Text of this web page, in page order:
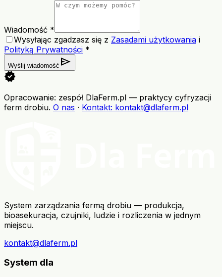
Wiadomość *
Wysyłając zgadzasz się z Zasadami użytkowania i
Polityką Prywatności *
Wyślij wiadomość send
verified
Opracowanie: zespół DlaFerm.pl — praktycy cyfryzacji
ferm drobiu. O nas · Kontakt: kontakt@dlaferm.pl
System zarządzania fermą drobiu — produkcja,
bioasekuracja, czujniki, ludzie i rozliczenia w jednym
miejscu.
kontakt@dlaferm.pl
System dla